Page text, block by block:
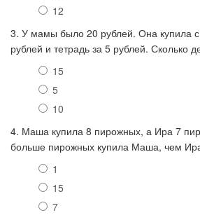
12
3. У мамы было 20 рублей. Она купила
рублей и тетрадь за 5 рублей. Сколько
15
5
10
4. Маша купила 8 пирожных, а Ира 7
больше пирожных купила Маша, чем
1
15
7